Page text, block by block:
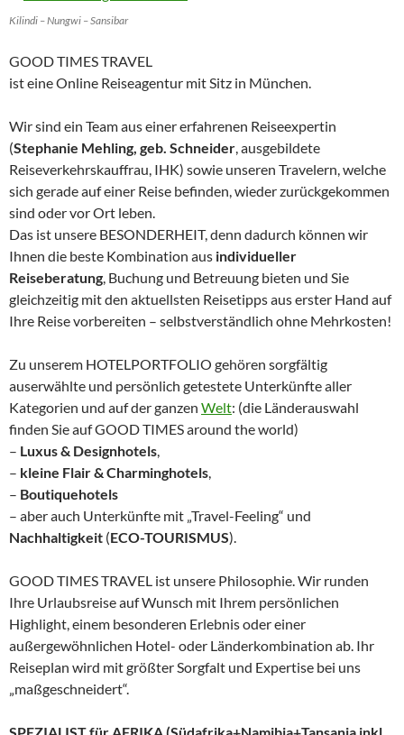
Kilindi – Nungwi – Sansibar
GOOD TIMES TRAVEL
ist eine Online Reiseagentur mit Sitz in München.
Wir sind ein Team aus einer erfahrenen Reiseexpertin
(Stephanie Mehling, geb. Schneider , ausgebildete
Reiseverkehrskauffrau, IHK) sowie unseren Travelern, welche
sich gerade auf einer Reise befinden, wieder zurückgekommen
sind oder vor Ort leben.
Das ist unsere BESONDERHEIT, denn dadurch können wir
Ihnen die beste Kombination aus individueller
Reiseberatung , Buchung und Betreuung bieten und Sie
gleichzeitig mit den aktuellsten Reisetipps aus erster Hand auf
Ihre Reise vorbereiten – selbstverständlich ohne Mehrkosten!
Zu unserem HOTELPORTFOLIO gehören sorgfältig
auserwählte und persönlich getestete Unterkünfte aller
Kategorien und auf der ganzen Welt: (die Länderauswahl
finden Sie auf GOOD TIMES around the world)
– Luxus & Designhotels
– kleine Flair & Charminghotels
– Boutiquehotels
– aber auch Unterkünfte mit „Travel-Feeling“ und
Nachhaltigkeit (ECO-TOURISMUS).
GOOD TIMES TRAVEL ist unsere Philosophie. Wir runden
Ihre Urlaubsreise auf Wunsch mit Ihrem persönlichen
Highlight, einem besonderen Erlebnis oder einer
außergewöhnlichen Hotel- oder Länderkombination ab. Ihr
Reiseplan wird mit größter Sorgfalt und Expertise bei uns
„maßgeschneidert“.
SPEZIALIST für AFRIKA (Südafrika+Namibia+Tansania inkl.